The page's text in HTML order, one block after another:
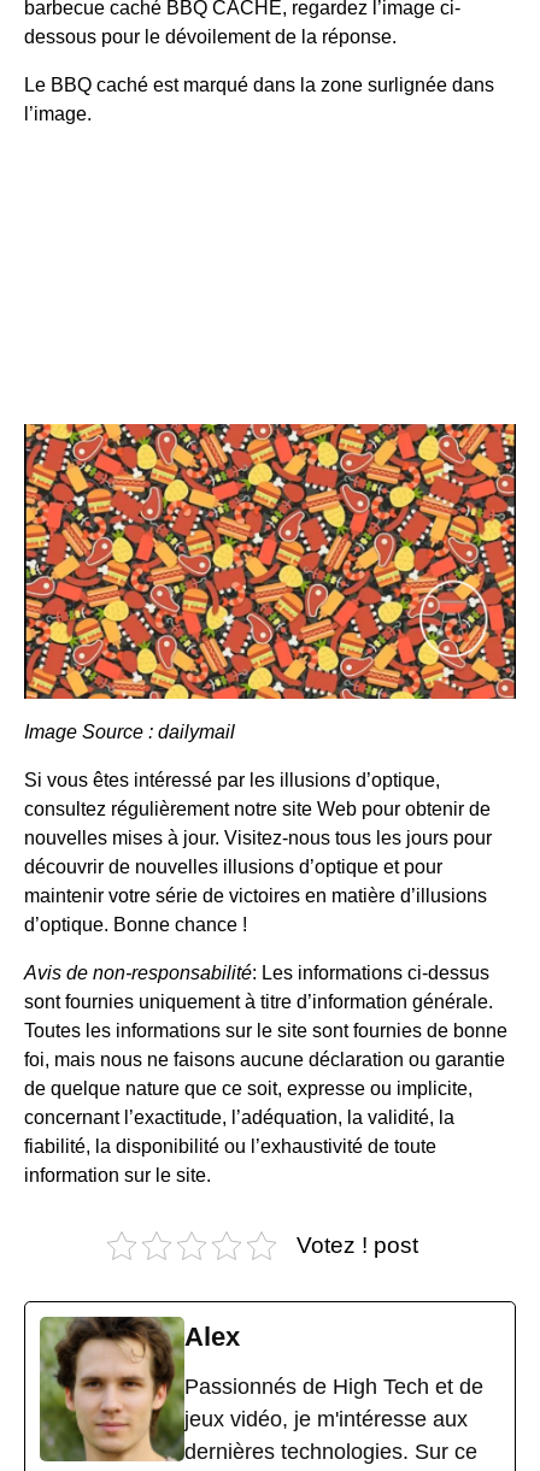
barbecue caché BBQ CACHÉ, regardez l’image ci-
dessous pour le dévoilement de la réponse.
Le BBQ caché est marqué dans la zone surlignée dans
l’image.
Image Source : dailymail
Si vous êtes intéressé par les illusions d’optique,
consultez régulièrement notre site Web pour obtenir de
nouvelles mises à jour. Visitez-nous tous les jours pour
découvrir de nouvelles illusions d’optique et pour
maintenir votre série de victoires en matière d’illusions
d’optique. Bonne chance !
Avis de non-responsabilité: Les informations ci-dessus
sont fournies uniquement à titre d’information générale.
Toutes les informations sur le site sont fournies de bonne
foi, mais nous ne faisons aucune déclaration ou garantie
de quelque nature que ce soit, expresse ou implicite,
concernant l’exactitude, l’adéquation, la validité, la
fiabilité, la disponibilité ou l’exhaustivité de toute
information sur le site.
Votez ! post
Alex
Passionnés de High Tech et de
jeux vidéo, je m'intéresse aux
dernières technologies. Sur ce